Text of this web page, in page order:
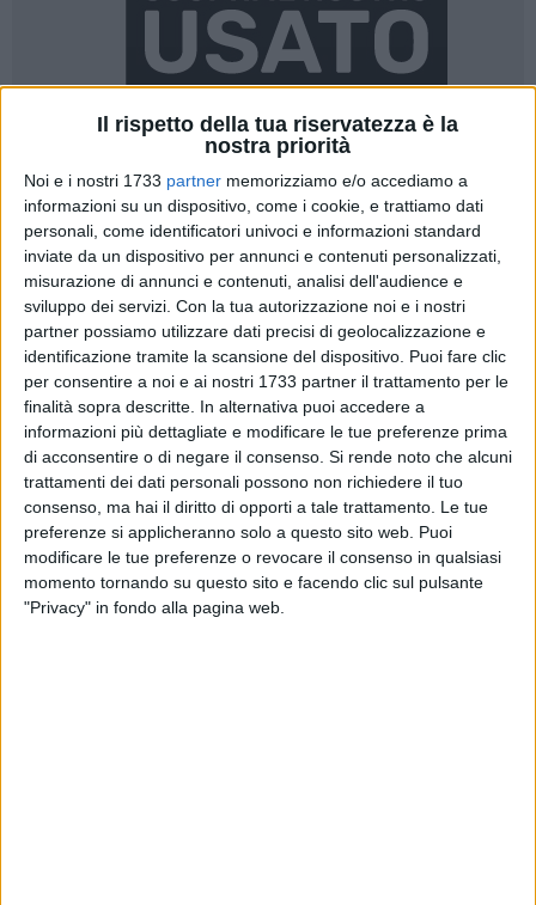
Il rispetto della tua riservatezza è la
nostra priorità
Noi e i nostri 1733 partner memorizziamo e/o accediamo a
informazioni su un dispositivo, come i cookie, e trattiamo dati
personali, come identificatori univoci e informazioni standard
inviate da un dispositivo per annunci e contenuti personalizzati,
misurazione di annunci e contenuti, analisi dell'audience e
sviluppo dei servizi. Con la tua autorizzazione noi e i nostri
partner possiamo utilizzare dati precisi di geolocalizzazione e
identificazione tramite la scansione del dispositivo. Puoi fare clic
per consentire a noi e ai nostri 1733 partner il trattamento per le
finalità sopra descritte. In alternativa puoi accedere a
informazioni più dettagliate e modificare le tue preferenze prima
di acconsentire o di negare il consenso. Si rende noto che alcuni
trattamenti dei dati personali possono non richiedere il tuo
consenso, ma hai il diritto di opporti a tale trattamento. Le tue
preferenze si applicheranno solo a questo sito web. Puoi
modificare le tue preferenze o revocare il consenso in qualsiasi
momento tornando su questo sito e facendo clic sul pulsante
"Privacy" in fondo alla pagina web.
Il momento è arrivato, questa sera in piazza Dante, ci sarà la
finale di X factor revolution. La gara canora in salsa ruvese
che unisce il giudizio di una giuria tecnica a quello popolare.
Sedici i partecipanti delle tre serate che hanno permesso di
individuare i sei finalisti di questa sera. In palio una borsa di
studio del valore di mille euro messa a disposizione dal
comune di Ruvo. Per tutti i partecipanti, l'occasione di farsi
conoscere non solo tra le strade della città ma anche
dall'ampio e variegato popolo del web.